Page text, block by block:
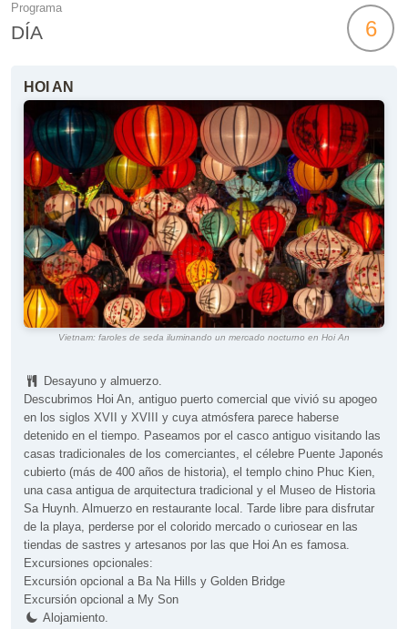
Programa
DÍA 6
HOI AN
Vietnam: faroles de seda iluminando un mercado nocturno en Hoi An
Desayuno y almuerzo.
Descubrimos Hoi An, antiguo puerto comercial que vivió su apogeo
en los siglos XVII y XVIII y cuya atmósfera parece haberse
detenido en el tiempo. Paseamos por el casco antiguo visitando las
casas tradicionales de los comerciantes, el célebre Puente Japonés
cubierto (más de 400 años de historia), el templo chino Phuc Kien,
una casa antigua de arquitectura tradicional y el Museo de Historia
Sa Huynh. Almuerzo en restaurante local. Tarde libre para disfrutar
de la playa, perderse por el colorido mercado o curiosear en las
tiendas de sastres y artesanos por las que Hoi An es famosa.
Excursiones opcionales:
Excursión opcional a Ba Na Hills y Golden Bridge
Excursión opcional a My Son
Alojamiento.